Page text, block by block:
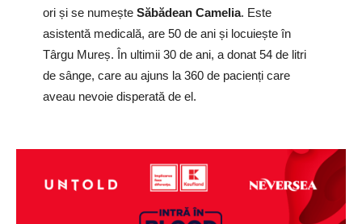
ori și se numește Săbădean Camelia. Este
asistentă medicală, are 50 de ani și locuiește în
Târgu Mureș. În ultimii 30 de ani, a donat 54 de litri
de sânge, care au ajuns la 360 de pacienți care
aveau nevoie disperată de el.